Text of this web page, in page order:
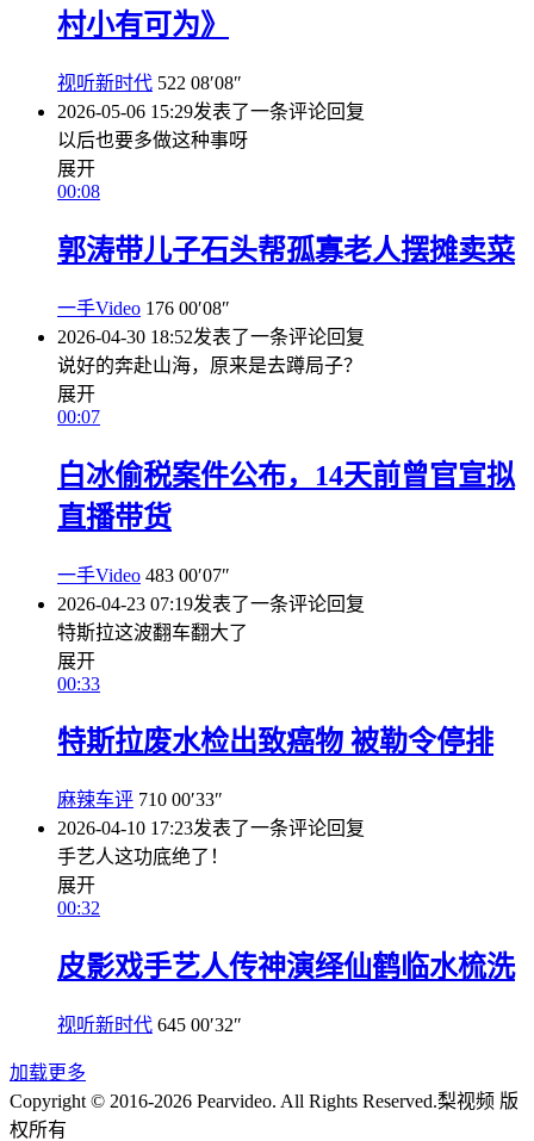
村小有可为》
视听新时代 522 08′08″
2026-05-06 15:29发表了一条评论回复
以后也要多做这种事呀
展开
00:08
郭涛带儿子石头帮孤寡老人摆摊卖菜
一手Video 176 00′08″
2026-04-30 18:52发表了一条评论回复
说好的奔赴山海，原来是去蹲局子？
展开
00:07
白冰偷税案件公布，14天前曾官宣拟
直播带货
一手Video 483 00′07″
2026-04-23 07:19发表了一条评论回复
特斯拉这波翻车翻大了
展开
00:33
特斯拉废水检出致癌物 被勒令停排
麻辣车评 710 00′33″
2026-04-10 17:23发表了一条评论回复
手艺人这功底绝了！
展开
00:32
皮影戏手艺人传神演绎仙鹤临水梳洗
视听新时代 645 00′32″
加载更多
Copyright © 2016-2026 Pearvideo. All Rights Reserved.梨视频 版
权所有